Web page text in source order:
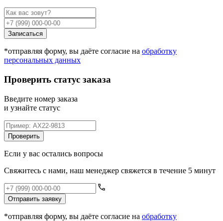
Записаться
*отправляя форму, вы даёте согласие на обработку
персональных данных
Проверить статус заказа
Введите номер заказа
и узнайте статус
Проверить
Если у вас остались вопросы
Свяжитесь с нами, наш менеджер свяжется в течение 5 минут
Отправить заявку
*отправляя форму, вы даёте согласие на обработку